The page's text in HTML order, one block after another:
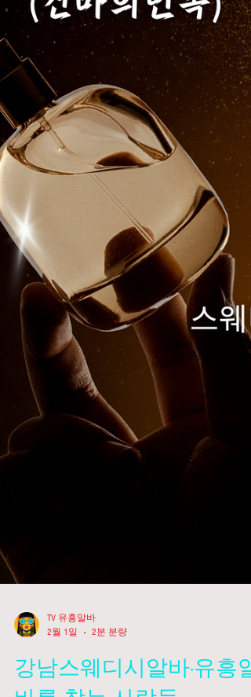
닌 기본적인 서비스 마인드만 갖추고 계신다면
충분히 해낼 수 있는